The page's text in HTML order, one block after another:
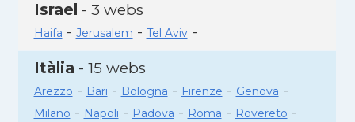
Israel - 3 webs
Haifa - Jerusalem - Tel Aviv-
Itàlia - 15 webs
Arezzo - Bari - Bologna - Firenze - Genova -
Milano - Napoli - Padova - Roma - Rovereto -